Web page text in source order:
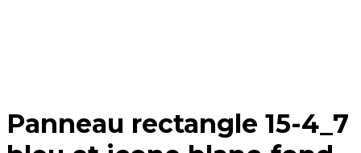
Panneau rectangle 15-4_7